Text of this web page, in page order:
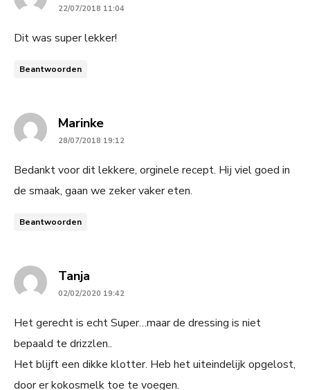
22/07/2018 11:04
Dit was super lekker!
Beantwoorden
Marinkesays:
28/07/2018 19:12
Bedankt voor dit lekkere, orginele recept. Hij viel goed in
de smaak, gaan we zeker vaker eten.
Beantwoorden
Tanja
02/02/2020 19:42
Het gerecht is echt Super…maar de dressing is niet
bepaald te drizzlen..
Het blijft een dikke klotter. Heb het uiteindelijk opgelost,
door er kokosmelk toe te voegen.